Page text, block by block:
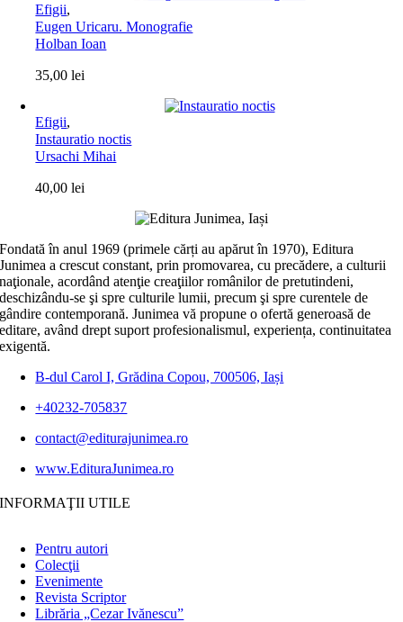
Efigii,
Eugen Uricaru. Monografie
Holban Ioan
35,00lei
Efigii,
Instauratio noctis
Ursachi Mihai
40,00lei
Fondată în anul 1969 (primele cărți au apărut în 1970), Editura
Junimea a crescut constant, prin promovarea, cu precădere, a culturii
naţionale, acordând atenţie creaţiilor românilor de pretutindeni,
deschizându-se şi spre culturile lumii, precum şi spre curentele de
gândire contemporană. Junimea vă propune o ofertă generoasă de
editare, având drept suport profesionalismul, experiența, continuitatea
exigentă.
B-dul Carol I, Grădina Copou, 700506, Iași
+40232-705837
contact@editurajunimea.ro
www.EdituraJunimea.ro
INFORMAŢII UTILE
Pentru autori
Colecţii
Evenimente
Revista Scriptor
Librăria „Cezar Ivănescu”